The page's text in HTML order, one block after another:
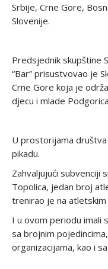
Srbije, Crne Gore,
Slovenije.
Predsjednik skupštine
“Bar” prisustvovao je
Crne Gore koja je
djecu i mlade
U prostorijama
pikadu.
Zahvaljujući subvenciji
Topolica, jedan broj
trenirao je na
I u ovom periodu imali
sa brojnim
organizacijama, kao i